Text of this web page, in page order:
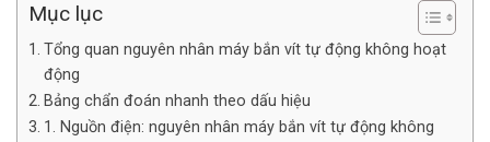
Mục lục
Tổng quan nguyên nhân máy bắn vít tự động không hoạt
động
Bảng chẩn đoán nhanh theo dấu hiệu
1. Nguồn điện: nguyên nhân máy bắn vít tự động không